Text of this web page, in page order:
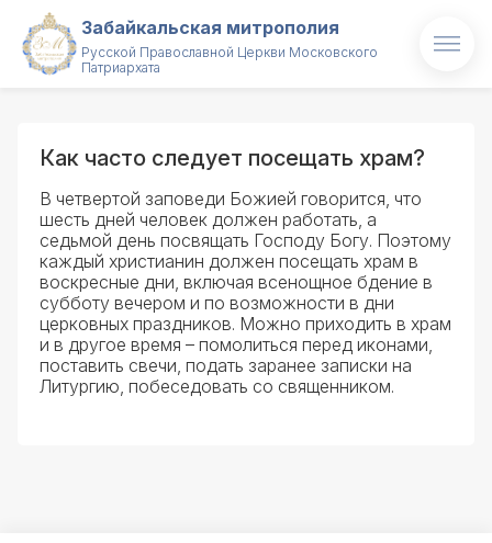
Забайкальская митрополия
Русской Православной Церкви Московского
Патриархата
Митрополит
Новости
Проекты
Образование
Как часто следует посещать храм?
В четвертой заповеди Божией говорится, что
шесть дней человек должен работать, а
седьмой день посвящать Господу Богу. Поэтому
каждый христианин должен посещать храм в
воскресные дни, включая всенощное бдение в
субботу вечером и по возможности в дни
церковных праздников. Можно приходить в храм
и в другое время – помолиться перед иконами,
поставить свечи, подать заранее записки на
Литургию, побеседовать со священником.